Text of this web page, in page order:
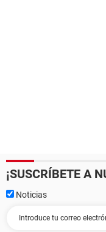
¡SUSCRÍBETE A
Noticias